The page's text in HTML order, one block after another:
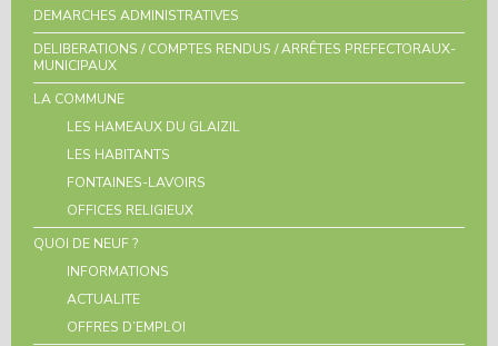
DEMARCHES ADMINISTRATIVES
DELIBERATIONS / COMPTES RENDUS / ARRÊTES PREFECTORAUX-
MUNICIPAUX
LA COMMUNE
LES HAMEAUX DU GLAIZIL
LES HABITANTS
FONTAINES-LAVOIRS
OFFICES RELIGIEUX
QUOI DE NEUF ?
INFORMATIONS
ACTUALITE
OFFRES D’EMPLOI